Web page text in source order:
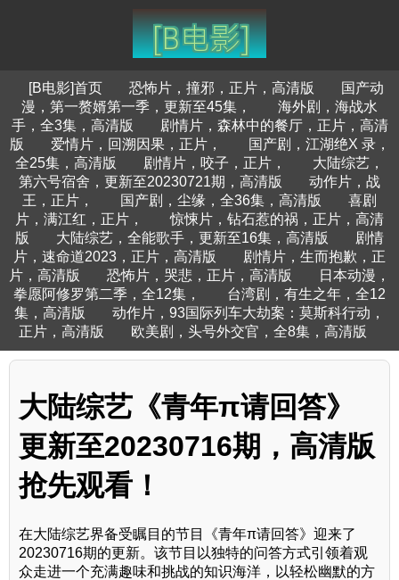
[B电影]首页 恐怖片，撞邪，正片，高清版
国产动
漫，第一赘婿第一季，更新至45集，
海外剧，海战水
手，全3集，高清版
剧情片，森林中的餐厅，正片，高清
版
爱情片，回溯因果，正片，
国产剧，江湖绝X 录，
全25集，高清版
剧情片，咬子，正片，
大陆综艺，
第六号宿舍，更新至20230721期，高清版
动作片，战
王，正片，
国产剧，尘缘，全36集，高清版
喜剧
片，满江红，正片，
惊悚片，钻石惹的祸，正片，高清
版
大陆综艺，全能歌手，更新至16集，高清版
剧情
片，速命道2023，正片，高清版
剧情片，生而抱歉，正
片，高清版
恐怖片，哭悲，正片，高清版
日本动漫，
拳愿阿修罗第二季，全12集，
台湾剧，有生之年，全12
集，高清版
动作片，93国际列车大劫案：莫斯科行动，
正片，高清版
欧美剧，头号外交官，全8集，高清版
大陆综艺《青年π请回答》
更新至20230716期，高清版
抢先观看！
在大陆综艺界备受瞩目的节目《青年π请回答》迎来了
20230716期的更新。该节目以独特的问答方式引领着观
众走进一个充满趣味和挑战的知识海洋，以轻松幽默的方